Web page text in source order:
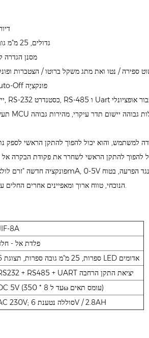
תצוגת LED גדולים, 25 מ"מ גובה ספרות
מסנן הגדרה
ספירה / נטו ואת מתג משקל ברוטו / הצטברות
סוללה וכבל זמינים, Auto-Off פוּנקצִיָה
הנוכחי, טווח ארוך ומאפיינים אחרים החלים על תעשייתי שונים ציוד.
8A
פלדת אל -
6 ספרות, 25 מ"מ גובה ספרות, תצוגת LED אדומים
RS232 + RS485 + UART יציאת התקן הרחבה
DC 5V (עד ל 8 * 350ω עומס תאים)
AC 230V; סוללה נטענת 6V / 2.8AH